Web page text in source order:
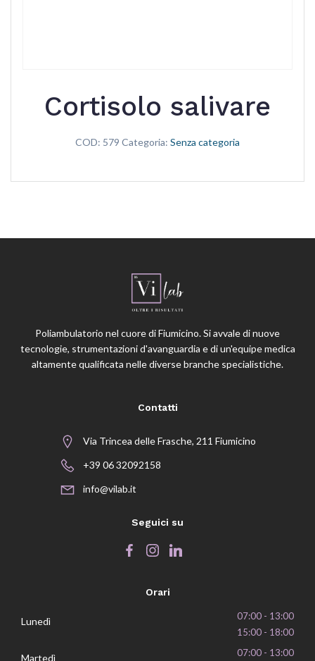
Cortisolo salivare
COD: 579 Categoria: Senza categoria
Poliambulatorio nel cuore di Fiumicino. Si avvale di nuove
tecnologie, strumentazioni d'avanguardia e di un'equipe medica
altamente qualificata nelle diverse branche specialistiche.
Contatti
Via Trincea delle Frasche, 211 Fiumicino
+39 06 32092158
info@vilab.it
Seguici su
Orari
Lunedì
07:00 - 13:00
15:00 - 18:00
Martedì
07:00 - 13:00